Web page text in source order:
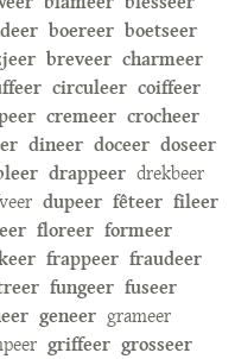
boereer boetseer
breveer charmeer
circuleer coiffeer
cremeer crocheer
dineer doceer doseer
drappeer drekbeer
dupeer fêteer fileer
floreer formeer
frappeer fraudeer
fungeer fuseer
geneer grameer
griffeer grosseer